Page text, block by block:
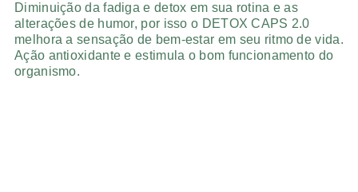
Diminuição da fadiga e detox em sua rotina e as
alterações de humor, por isso o DETOX CAPS 2.0
melhora a sensação de bem-estar em seu ritmo de vida.
Ação antioxidante e estimula o bom funcionamento do
organismo.